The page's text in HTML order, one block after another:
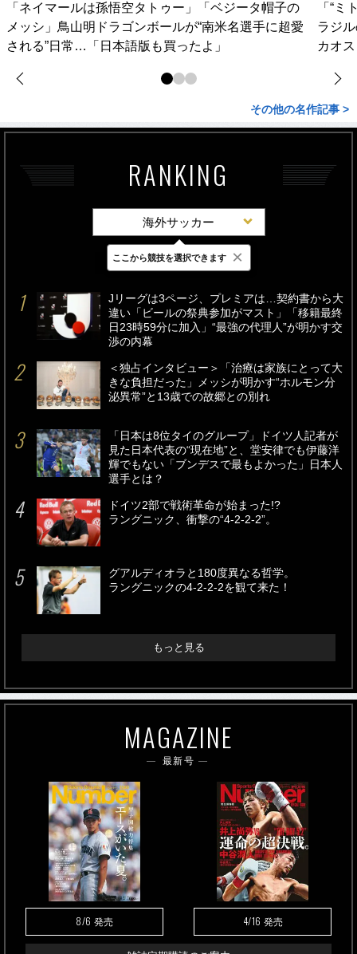
「ネイマールは孫悟空タトゥー」「ベジータ帽子の
メッシ」鳥山明ドラゴンボールが“南米名選手に超愛
される”日常…「日本語版も買ったよ」
「“
ラジ
カオ
その他の名作記事 >
RANKING
海外サッカー
最新 24時間 週間
Jリーグは3ページ、プレミアは…契約書から大
違い「ビールの祭典参加がマスト」「移籍最終
日23時59分に加入」“最強の代理人”が明かす交
渉の内幕
＜独占インタビュー＞「治療は家族にとって大
きな負担だった」メッシが明かす“ホルモン分
泌異常”と13歳での故郷との別れ
「日本は8位タイのグループ」ドイツ人記者が
見た日本代表の“現在地”と、堂安律でも伊藤洋
輝でもない「ブンデスで最もよかった」日本人
選手とは？
ドイツ2部で戦術革命が始まった!?
ラングニック、衝撃の“4-2-2-2”。
グアルディオラと180度異なる哲学。
ラングニックの4-2-2-2を観て来た！
もっと見る
MAGAZINE
最新号
8/6 発売 4/16 発売
ここから競技を選択できます ×